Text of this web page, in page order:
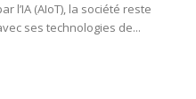
l’IA (AIoT), la société reste
ses technologies de...